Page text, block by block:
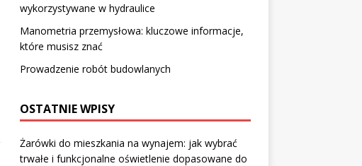
wykorzystywane w hydraulice
Manometria przemysłowa: kluczowe informacje,
które musisz znać
Prowadzenie robót budowlanych
OSTATNIE WPISY
Żarówki do mieszkania na wynajem: jak wybrać
trwałe i funkcjonalne oświetlenie dopasowane do